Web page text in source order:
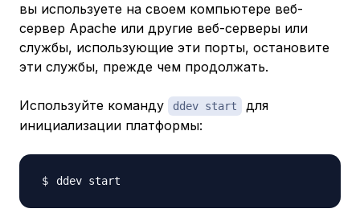
вы используете на своем компьютере веб-
сервер Apache или другие веб-серверы или
службы, использующие эти порты, остановите
эти службы, прежде чем продолжать.
Используйте команду ddev start
для
инициализации платформы: